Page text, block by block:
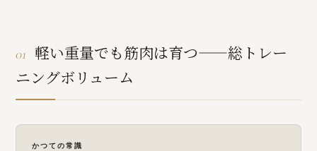
01 軽い重量でも筋肉は育つ——総トレー
ニングボリューム
かつての常識